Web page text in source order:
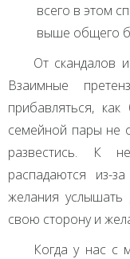
всего в этом
выше общего
От скандалов
Взаимные
прибавляться,
семейной пары не
развестись. К
распадаются из-
желания услышать
свою сторону и
Когда у нас с